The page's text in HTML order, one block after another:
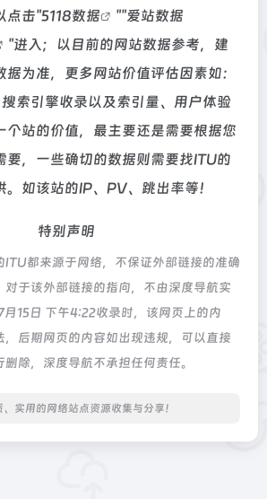
点击"5118数据 ""爱站数据
"进入；以目前的网站数据参考，建
为准，更多网站价值评估因素如：
索引擎收录以及索引量、用户体验
个站的价值，最主要还是需要根据您
要，一些确切的数据则需要找ITU的
如该站的IP、PV、跳出率等！
特别声明
ITU都来源于网络，不保证外部链接的准确
对于该外部链接的指向，不由深度导航实
15日 下午4:22收录时，该网页上的内
，后期网页的内容如出现违规，可以直接
除，深度导航不承担任何责任。
实用的网络站点资源收集与分享！